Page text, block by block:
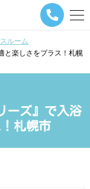
メ
ー
ビ
シ
ョ
タ
ルーム
と楽しさをプラス！札幌
ーズ』で入浴
札幌市